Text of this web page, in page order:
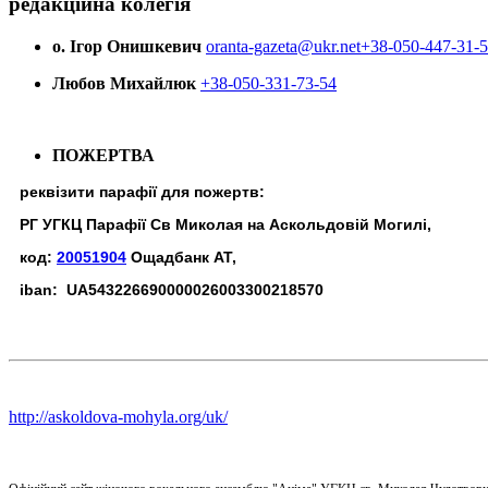
о. Ігор Онишкевич oranta-gazeta@ukr.net+38-050-447-31-
Любов Михайлюк +38-050-331-73-54
ПОЖЕРТВА
реквізити парафії для пожертв:
РГ УГКЦ Парафії Св Миколая на Аскольдовій Могилі,
код: 20051904 Ощадбанк АТ,
iban: UA543226690000026003300218570
http://askoldova-mohyla.org/uk/